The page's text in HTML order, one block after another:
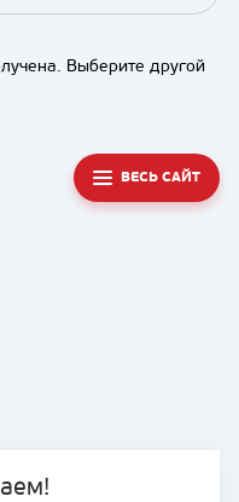
Выберите другой
ВЕСЬ САЙТ